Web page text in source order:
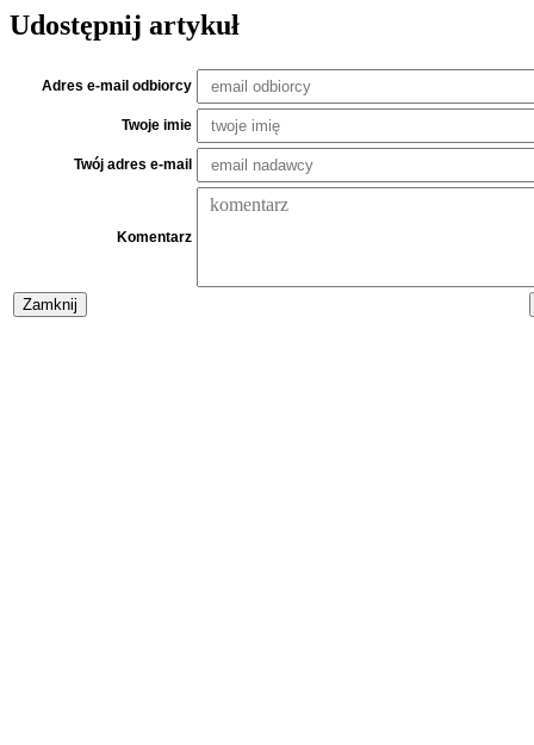
Udostępnij artykuł
Adres e-mail odbiorcy
Twoje imie
Twój adres e-mail
Komentarz